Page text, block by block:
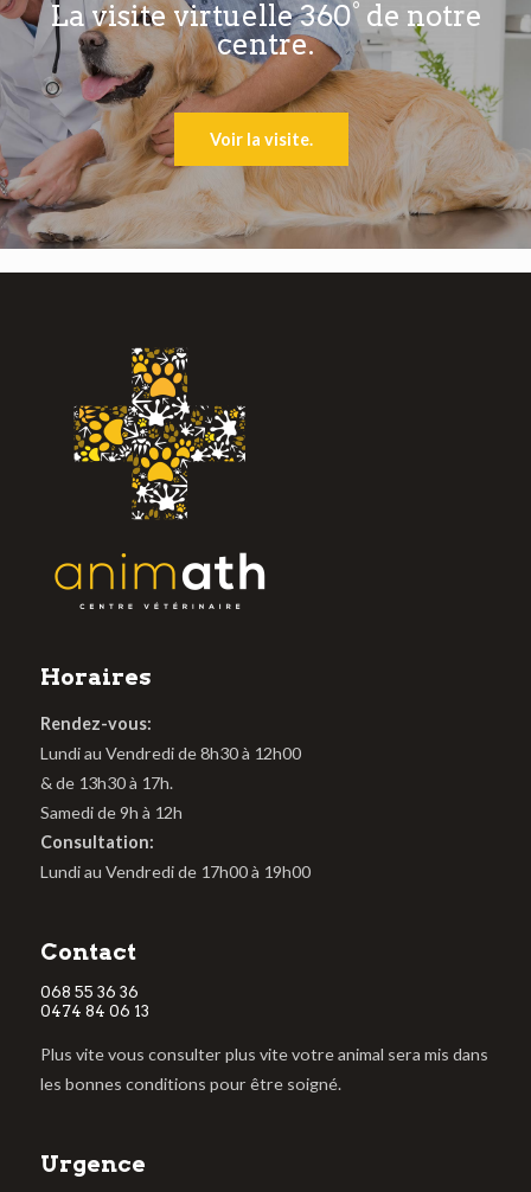
La visite virtuelle 360° de notre
centre.
Voir la visite.
Horaires
Rendez-vous:
Lundi au Vendredi de 8h30 à 12h00
& de 13h30 à 17h.
Samedi de 9h à 12h
Consultation:
Lundi au Vendredi de 17h00 à 19h00
Contact
068 55 36 36
0474 84 06 13
Plus vite vous consulter plus vite votre animal sera mis dans
les bonnes conditions pour être soigné.
Urgence